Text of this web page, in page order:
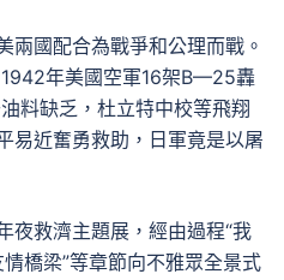
兩國配合為戰爭和公理而戰。
年美國空軍16架B—25轟
料缺乏，杜立特中校等飛翔
易近奮勇救助，日軍竟是以屠
夜救濟主題展，經由過程“我
情橋梁”等章節向不雅眾全景式